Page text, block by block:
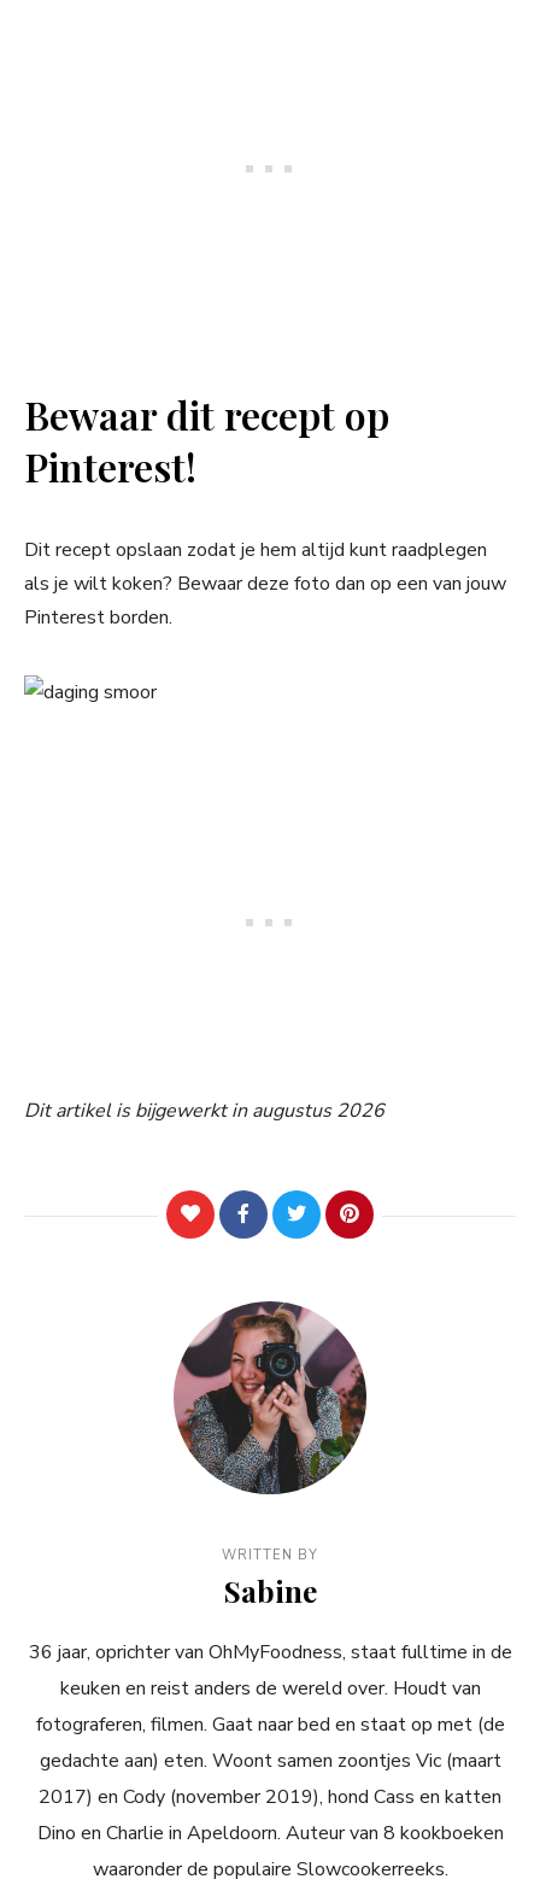
Bewaar dit recept op
Pinterest!
Dit recept opslaan zodat je hem altijd kunt raadplegen
als je wilt koken? Bewaar deze foto dan op een van jouw
Pinterest borden.
Dit artikel is bijgewerkt in augustus 2026
WRITTEN BY
Sabine
36 jaar, oprichter van OhMyFoodness, staat fulltime in de
keuken en reist anders de wereld over. Houdt van
fotograferen, filmen. Gaat naar bed en staat op met (de
gedachte aan) eten. Woont samen zoontjes Vic (maart
2017) en Cody (november 2019), hond Cass en katten
Dino en Charlie in Apeldoorn. Auteur van 8 kookboeken
waaronder de populaire Slowcookerreeks.